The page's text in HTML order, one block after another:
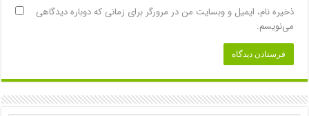
ذخیره نام، ایمیل و وبسایت من در مرورگر برای زمانی که دوباره دیدگاهی
می‌نویسم.